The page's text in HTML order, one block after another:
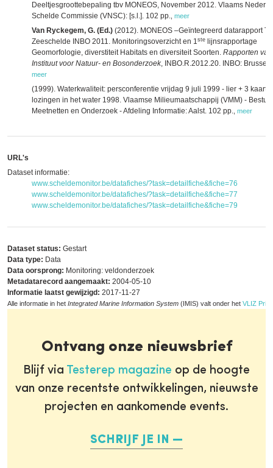
Deeltjesgroottebepaling tbv MONEOS, November 2012. Vlaams
Schelde Commissie (VNSC): [s.l.]. 102 pp. meer
Van Ryckegem, G. (Ed.) (2012). MONEOS –Geïntegreerd datarapport
Zeeschelde INBO 2011. Monitoringsoverzicht en 1ste lijnsrapportage
Geomorfologie, diverstiteit Habitats en diversiteit Soorten. Rapporten
Instituut voor Natuur- en Bosonderzoek, INBO.R.2012.20. INBO: Brussel.
meer
(1999). Waterkwaliteit: persconferentie vrijdag 9 juli 1999 - lier + 3
lozingen in het water 1998. Vlaamse Milieumaatschappij (VMM) -
Meetnetten en Onderzoek - Afdeling Informatie: Aalst. 102 pp. meer
URL's
Dataset informatie:
www.scheldemonitor.be/datafiches/?task=detailfiche&fiche=76
www.scheldemonitor.be/datafiches/?task=detailfiche&fiche=77
www.scheldemonitor.be/datafiches/?task=detailfiche&fiche=79
Dataset status: Gestart
Data type: Data
Data oorsprong: Monitoring: veldonderzoek
Metadatarecord aangemaakt: 2004-05-10
Informatie laatst gewijzigd: 2017-11-27
Alle informatie in het Integrated Marine Information System (IMIS) valt onder het VLIZ
Ontvang onze nieuwsbrief
Blijf via Testerep magazine op de hoogte
van onze recentste ontwikkelingen, nieuwste
projecten en aankomende events.
SCHRIJF JE IN